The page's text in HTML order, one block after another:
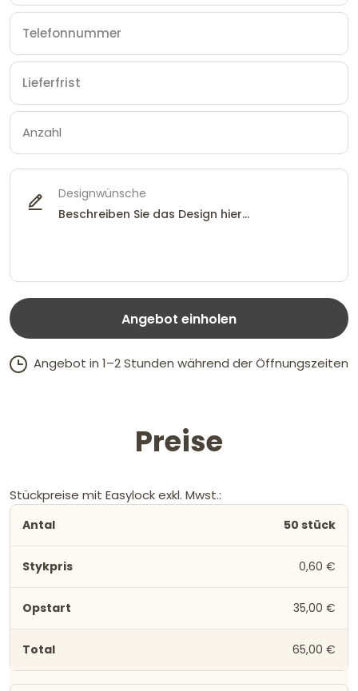
Designwünsche
Angebot einholen
Angebot in 1–2 Stunden während der Öffnungszeiten
Preise
Stückpreise mit Easylock exkl. Mwst.:
50 stück
0,60 €
35,00 €
65,00 €